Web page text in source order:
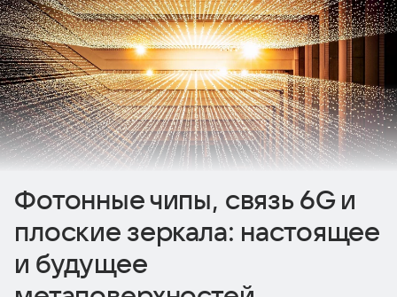
Фотонные чипы, связь 6G и
плоские зеркала: настоящее
и будущее